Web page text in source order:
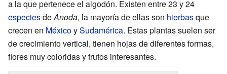
a la que pertenece el algodón. Existen entre 23 y 24
especiesdeAnoda, la mayoría de ellas son hierbasque
crecen en MéxicoySudamérica. Estas plantas suelen ser
de crecimiento vertical, tienen hojas de diferentes formas,
flores muy coloridas y frutos interesantes.